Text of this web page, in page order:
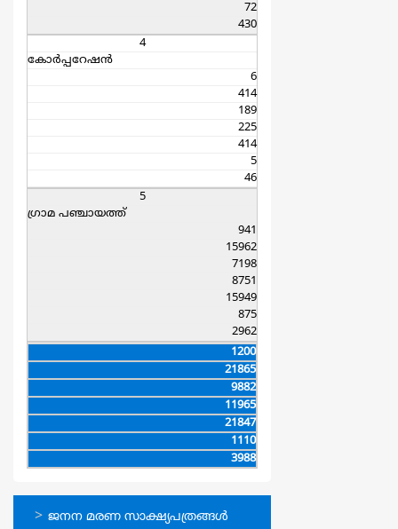
72
430
4
കോര്‍പ്പറേഷന്‍
6
414
189
225
414
5
46
5
ഗ്രാമ പഞ്ചായത്ത്
941
15962
7198
8751
15949
875
2962
1200
21865
9882
11965
21847
1110
3988
ഓണ്‍ലൈന്‍
ജനന മരണ സാക്ഷ്യപത്രങ്ങള്‍